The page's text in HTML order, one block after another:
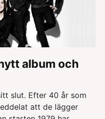
album och
slut. Efter 40 år som
att de lägger